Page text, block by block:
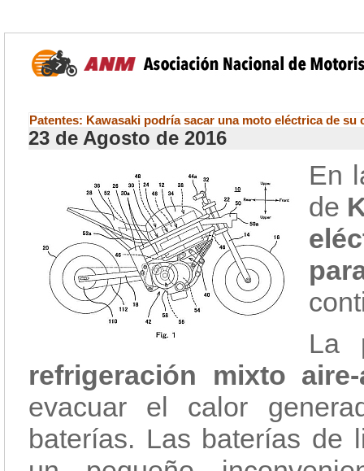
Patentes: Kawasaki podría sacar una moto eléctrica de su
23 de Agosto de 2016
En
de
La
refrigeración mixto
evacuar el calor
baterías. Las baterías de